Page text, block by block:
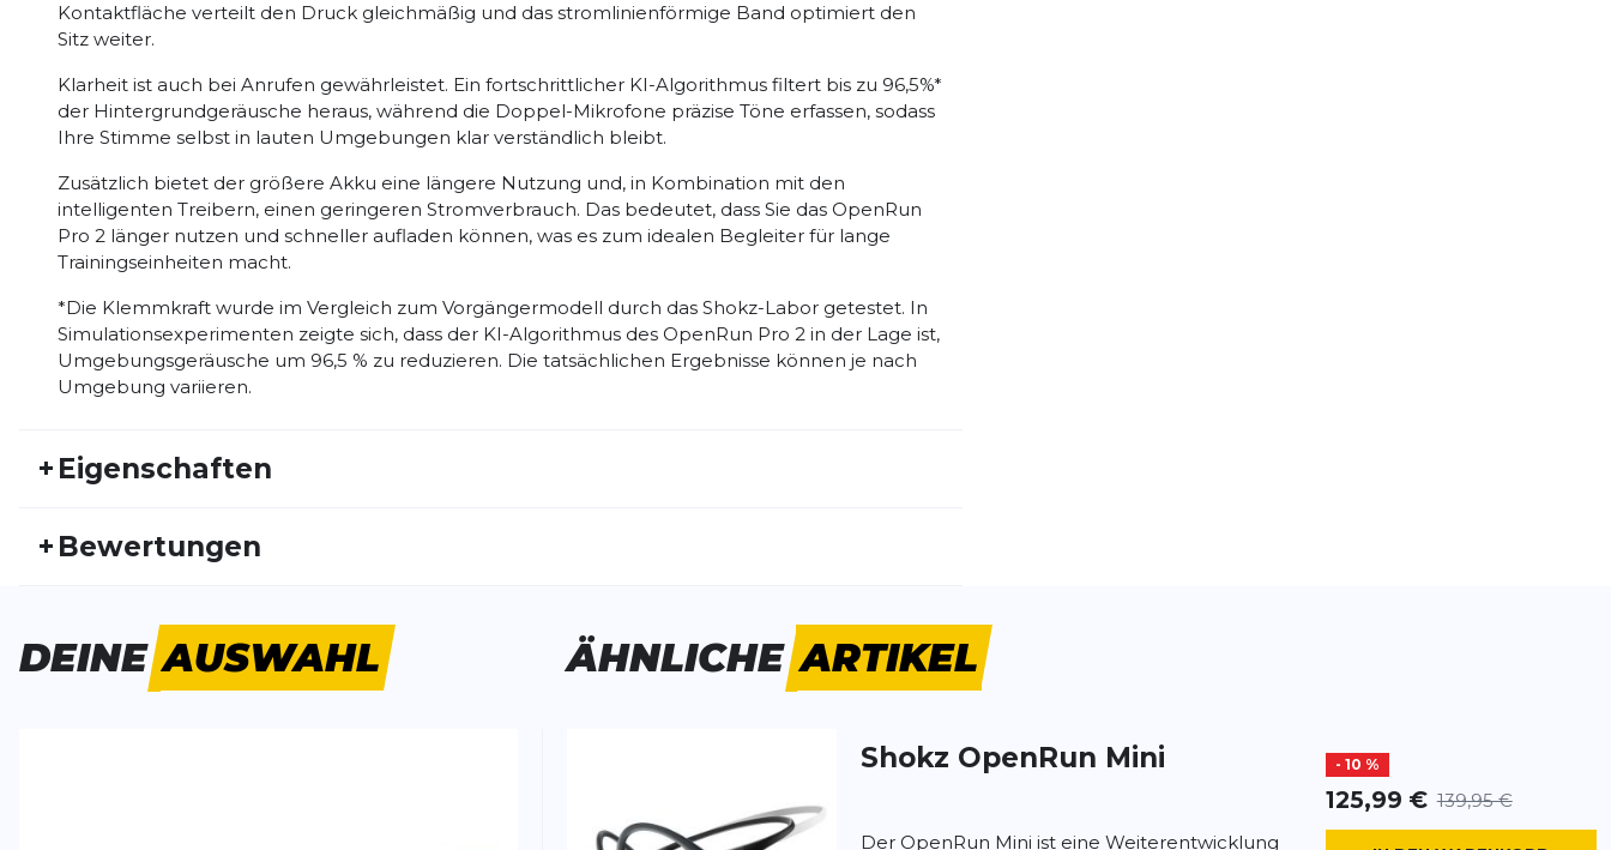
Kontaktfläche verteilt den Druck gleichmäßig und das stromlinienförmige Band optimiert den
Sitz weiter.
Klarheit ist auch bei Anrufen gewährleistet. Ein fortschrittlicher KI-Algorithmus filtert bis zu 96,5%*
der Hintergrundgeräusche heraus, während die Doppel-Mikrofone präzise Töne erfassen, sodass
Ihre Stimme selbst in lauten Umgebungen klar verständlich bleibt.
Zusätzlich bietet der größere Akku eine längere Nutzung und, in Kombination mit den
intelligenten Treibern, einen geringeren Stromverbrauch. Das bedeutet, dass Sie das OpenRun
Pro 2 länger nutzen und schneller aufladen können, was es zum idealen Begleiter für lange
Trainingseinheiten macht.
*Die Klemmkraft wurde im Vergleich zum Vorgängermodell durch das Shokz-Labor getestet. In
Simulationsexperimenten zeigte sich, dass der KI-Algorithmus des OpenRun Pro 2 in der Lage ist,
Umgebungsgeräusche um 96,5 % zu reduzieren. Die tatsächlichen Ergebnisse können je nach
Umgebung variieren.
+ Eigenschaften
Aktivitätstyp:
Laufen
+ Bewertungen
Ultraleichte Kopfhörer, die man kaum spürt. Sie verbinden sich problemlos mit dem Handy. Die
Klangqualität begeistert mich, und auch dass man Umgebungsgeräusche sehr gut wahrnimmt,
Allerdings ist bei der Größenauswahl Sorgfalt geboten. Es gibt zwar einen Anhaltspunkt für die
Richtgröße hätte ich die normale Version nehmen müssen. Dort stand jedoch der am Hinterkopf
verlaufende Bogen so weit ab, dass sich die Kopfhörer beim Neigen des Kopfes in den Nacken
DEINEAUSWAHL ÄHNLICHEARTIKEL
Shokz OpenRun Mini - 10 %
125,99 € 139,95 €
Der OpenRun Mini ist eine Weiterentwicklung